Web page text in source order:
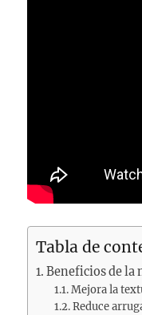
Tabla de
Beneficios de la
Mejora la
Reduce